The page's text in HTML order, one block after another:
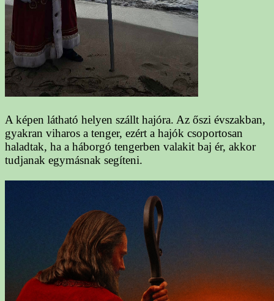
A képen látható helyen szállt hajóra. Az őszi évszakban,
gyakran viharos a tenger, ezért a hajók csoportosan
haladtak, ha a háborgó tengerben valakit baj ér, akkor
tudjanak egymásnak segíteni.